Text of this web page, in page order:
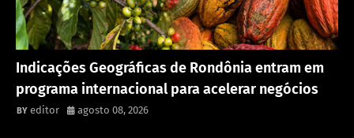
Indicações Geográficas de Rondônia entram em
programa internacional para acelerar negócios
editor agosto 08, 2026